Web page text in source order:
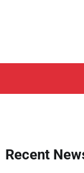
Recent